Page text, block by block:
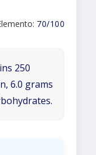
70/100
250
6.0 grams